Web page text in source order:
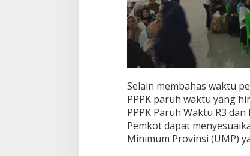
Selain membahas waktu
PPPK paruh waktu yang
PPPK Paruh Waktu R3
Pemkot dapat
Minimum Provinsi (UMP)